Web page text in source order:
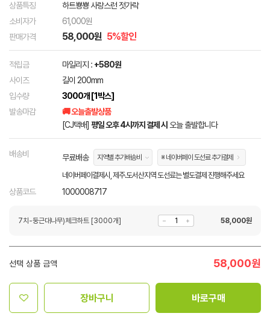
상품특징
하트뿅뿅 사랑스런 젓가락
소비자가
61,000원
판매가격
58,000원 5%할인
적립금 마일리지 : +580원
사이즈
길이 200mm
입수량
3000개 [1박스]
발송마감
🚚 오늘출발상품
[CJ택배] 평일 오후 4시까지 결제 시 오늘 출발합니다
배송비 무료배송 지역별 추가배송비 ※ 네이버페이 도선료 추가결제
네이버페이결제시, 제주.도서산지역 도선료는 별도결제 진행해주세요
상품코드 1000008717
7치-둥근대나무)체크하트 [3000개] 58,000원
선택 상품 금액 58,000원
장바구니 바로구매